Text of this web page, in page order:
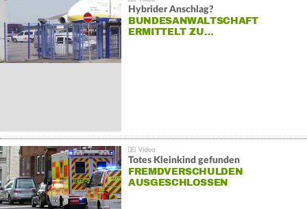
Hybrider Anschlag?
BUNDESANWALTSCHAFT
ERMITTELT ZU…
Totes Kleinkind gefunden
FREMDVERSCHULDEN
AUSGESCHLOSSEN